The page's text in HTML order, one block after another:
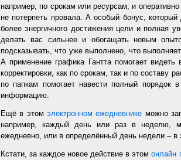
например, по срокам или ресурсам, и
не потерпеть провала. А особый бонус,
более энергичного достижения цели и полная
делать вас сильнее и обогащать новым
подсказывать, что уже выполнено, что
А применение графика Гантта помогает
корректировки, как по срокам, так и по составу
по папкам помогает навести полный порядок
информацию.
Ещё в этомэлектронном ежедневнике можно
например, каждый день или раз в неделю,
ежедневно, или в определённый день недели – в
Кстати, за каждое новое действие в этомонлайн